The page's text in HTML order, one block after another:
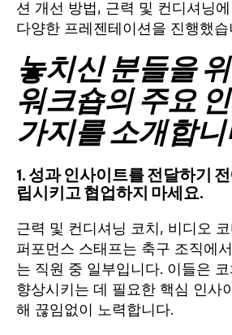
션 개선 방법, 근력 및 컨디셔닝
다양한 프레젠테이션을 진행했습
놓치신 분들을
워크숍의 주요
가지를 소개합니
1. 성과 인사이트를 전달하기
립시키고 협업하지 마세요.
근력 및 컨디셔닝 코치, 비디오
퍼포먼스 스태프는 축구 조직에
는 직원 중 일부입니다. 이들은
향상시키는 데 필요한 핵심 인사
해 끊임없이 노력합니다.